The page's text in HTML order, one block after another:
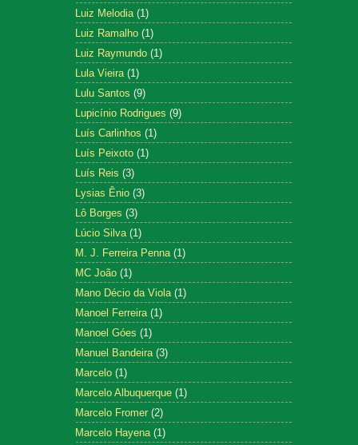
Luiz Melodia (1)
Luiz Ramalho (1)
Luiz Raymundo (1)
Lula Vieira (1)
Lulu Santos (9)
Lupicínio Rodrigues (9)
Luís Carlinhos (1)
Luís Peixoto (1)
Luís Reis (3)
Lysias Ênio (3)
Lô Borges (3)
Lúcio Silva (1)
M. J. Ferreira Penna (1)
MC João (1)
Mano Décio da Viola (1)
Manoel Ferreira (1)
Manoel Góes (1)
Manuel Bandeira (3)
Marcelo (1)
Marcelo Albuquerque (1)
Marcelo Fromer (2)
Marcelo Hayena (1)